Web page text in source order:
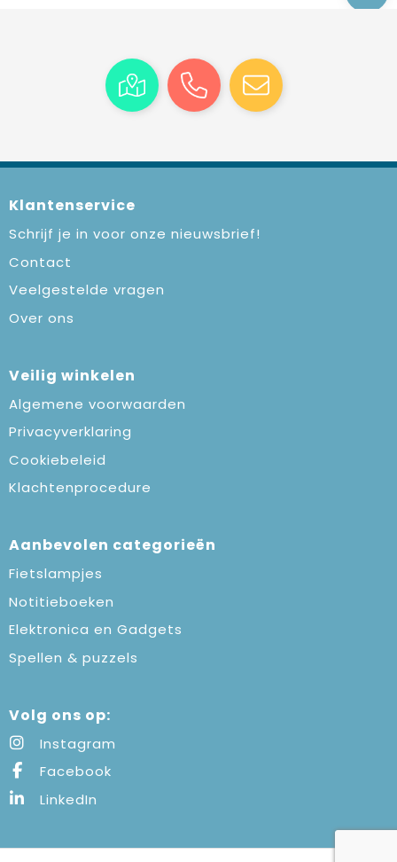
Klantenservice
Schrijf je in voor onze nieuwsbrief!
Contact
Veelgestelde vragen
Over ons
Veilig winkelen
Algemene voorwaarden
Privacyverklaring
Cookiebeleid
Klachtenprocedure
Aanbevolen categorieën
Fietslampjes
Notitieboeken
Elektronica en Gadgets
Spellen & puzzels
Volg ons op:
Instagram
Facebook
LinkedIn